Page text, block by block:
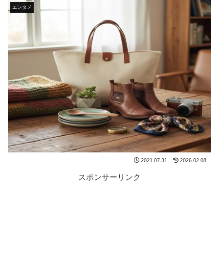
エンタメ
2021.07.31 2026.02.08
スポンサーリンク